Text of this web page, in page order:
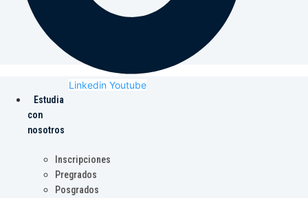
Linkedin Youtube
Estudia
con
nosotros
Inscripciones
Pregrados
Posgrados